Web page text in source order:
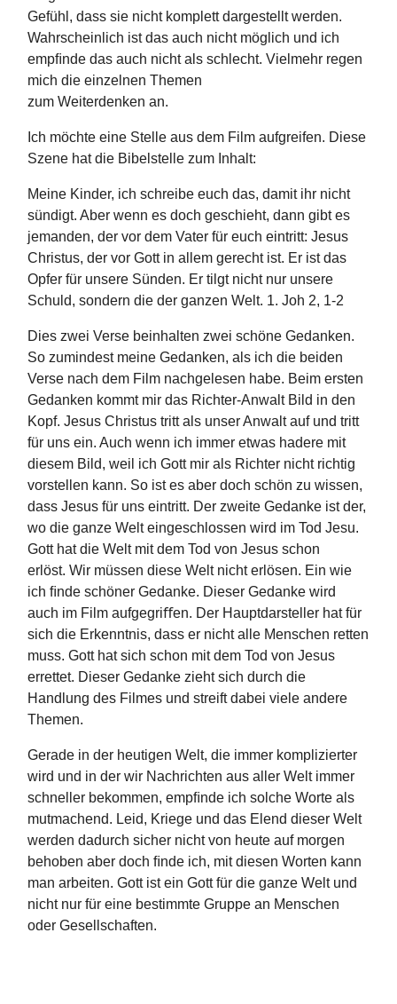
Gefühl, dass sie nicht komplett dargestellt werden.
Wahrscheinlich ist das auch nicht möglich und ich
empﬁnde das auch nicht als schlecht. Vielmehr regen
mich die einzelnen Themen
zum Weiterdenken an.
Ich möchte eine Stelle aus dem Film aufgreifen. Diese
Szene hat die Bibelstelle zum Inhalt:
Meine Kinder, ich schreibe euch das, damit ihr nicht
sündigt. Aber wenn es doch geschieht, dann gibt es
jemanden, der vor dem Vater für euch eintritt: Jesus
Christus, der vor Gott in allem gerecht ist. Er ist das
Opfer für unsere Sünden. Er tilgt nicht nur unsere
Schuld, sondern die der ganzen Welt. 1. Joh 2, 1-2
Dies zwei Verse beinhalten zwei schöne Gedanken.
So zumindest meine Gedanken, als ich die beiden
Verse nach dem Film nachgelesen habe. Beim ersten
Gedanken kommt mir das Richter-Anwalt Bild in den
Kopf. Jesus Christus tritt als unser Anwalt auf und tritt
für uns ein. Auch wenn ich immer etwas hadere mit
diesem Bild, weil ich Gott mir als Richter nicht richtig
vorstellen kann. So ist es aber doch schön zu wissen,
dass Jesus für uns eintritt. Der zweite Gedanke ist der,
wo die ganze Welt eingeschlossen wird im Tod Jesu.
Gott hat die Welt mit dem Tod von Jesus schon
erlöst. Wir müssen diese Welt nicht erlösen. Ein wie
ich ﬁnde schöner Gedanke. Dieser Gedanke wird
auch im Film aufgegriﬀen. Der Hauptdarsteller hat für
sich die Erkenntnis, dass er nicht alle Menschen retten
muss. Gott hat sich schon mit dem Tod von Jesus
errettet. Dieser Gedanke zieht sich durch die
Handlung des Filmes und streift dabei viele andere
Themen.
Gerade in der heutigen Welt, die immer komplizierter
wird und in der wir Nachrichten aus aller Welt immer
schneller bekommen, empﬁnde ich solche Worte als
mutmachend. Leid, Kriege und das Elend dieser Welt
werden dadurch sicher nicht von heute auf morgen
behoben aber doch ﬁnde ich, mit diesen Worten kann
man arbeiten. Gott ist ein Gott für die ganze Welt und
nicht nur für eine bestimmte Gruppe an Menschen
oder Gesellschaften.